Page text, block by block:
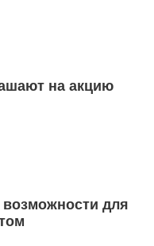
на акцию
для